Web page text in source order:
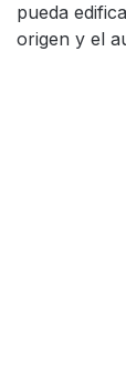
pueda
origen y el